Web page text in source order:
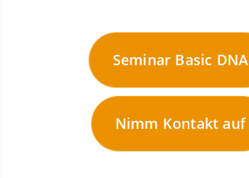
Seminar Basic DNA
Nimm Kontakt auf